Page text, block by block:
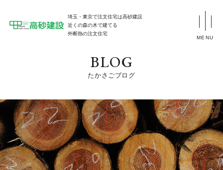
埼玉・東京で注文住宅は高砂建設
近くの森の木で建てる
外断熱の注文住宅
MENU
BLOG
たかさごブログ